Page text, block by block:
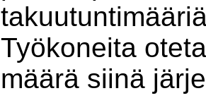
Työkoneita
määrä siinä